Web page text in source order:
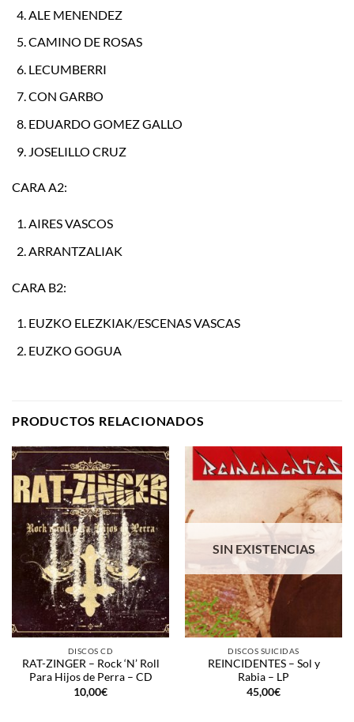
ALE MENENDEZ
CAMINO DE ROSAS
LECUMBERRI
CON GARBO
EDUARDO GOMEZ GALLO
JOSELILLO CRUZ
CARA A2:
AIRES VASCOS
ARRANTZALIAK
CARA B2:
EUZKO ELEZKIAK/ESCENAS VASCAS
EUZKO GOGUA
PRODUCTOS RELACIONADOS
DISCOS CD
RAT-ZINGER – Rock ‘N’ Roll
Para Hijos de Perra – CD
10,00€
SIN EXISTENCIAS
DISCOS SUICIDAS
REINCIDENTES – Sol y
Rabia – LP
45,00€